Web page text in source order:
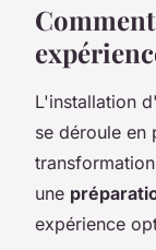
L'installation
se déroule en
une
expérience